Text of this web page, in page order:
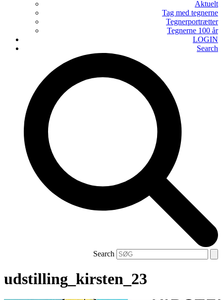
Aktuelt
Tag med tegnerne
Tegnerportrætter
Tegnerne 100 år
LOGIN
Search
Search
udstilling_kirsten_23